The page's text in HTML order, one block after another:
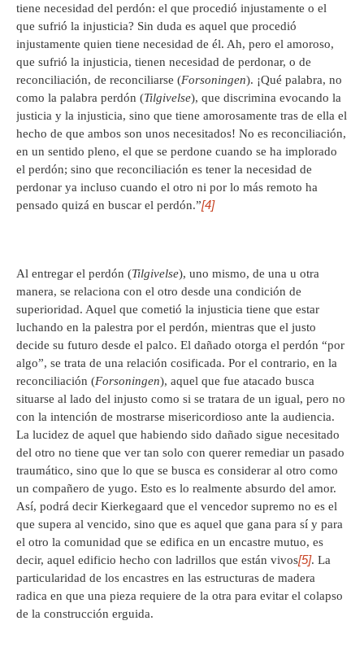
tiene necesidad del perdón: el que procedió injustamente o el
que sufrió la injusticia? Sin duda es aquel que procedió
injustamente quien tiene necesidad de él. Ah, pero el amoroso,
que sufrió la injusticia, tienen necesidad de perdonar, o de
reconciliación, de reconciliarse (Forsoningen). ¡Qué palabra, no
como la palabra perdón (Tilgivelse), que discrimina evocando la
justicia y la injusticia, sino que tiene amorosamente tras de ella el
hecho de que ambos son unos necesitados! No es reconciliación,
en un sentido pleno, el que se perdone cuando se ha implorado
el perdón; sino que reconciliación es tener la necesidad de
perdonar ya incluso cuando el otro ni por lo más remoto ha
pensado quizá en buscar el perdón.”[4]
Al entregar el perdón (Tilgivelse), uno mismo, de una u otra
manera, se relaciona con el otro desde una condición de
superioridad. Aquel que cometió la injusticia tiene que estar
luchando en la palestra por el perdón, mientras que el justo
decide su futuro desde el palco. El dañado otorga el perdón “por
algo”, se trata de una relación cosificada. Por el contrario, en la
reconciliación (Forsoningen), aquel que fue atacado busca
situarse al lado del injusto como si se tratara de un igual, pero no
con la intención de mostrarse misericordioso ante la audiencia.
La lucidez de aquel que habiendo sido dañado sigue necesitado
del otro no tiene que ver tan solo con querer remediar un pasado
traumático, sino que lo que se busca es considerar al otro como
un compañero de yugo. Esto es lo realmente absurdo del amor.
Así, podrá decir Kierkegaard que el vencedor supremo no es el
que supera al vencido, sino que es aquel que gana para sí y para
el otro la comunidad que se edifica en un encastre mutuo, es
decir, aquel edificio hecho con ladrillos que están vivos[5]. La
particularidad de los encastres en las estructuras de madera
radica en que una pieza requiere de la otra para evitar el colapso
de la construcción erguida.